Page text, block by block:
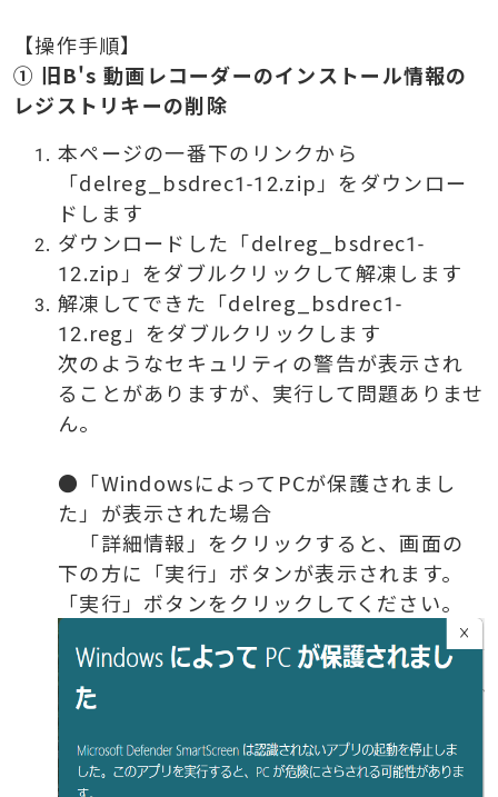
【操作手順】
① 旧B's 動画レコーダーのインストール情報の
レジストリキーの削除
本ページの一番下のリンクから
「delreg_bsdrec1-12.zip」をダウンロー
ドします
ダウンロードした「delreg_bsdrec1-
12.zip」をダブルクリックして解凍します
解凍してできた「delreg_bsdrec1-
12.reg」をダブルクリックします
次のようなセキュリティの警告が表示され
ることがありますが、実行して問題ありませ
ん。
●「WindowsによってPCが保護されまし
た」が表示された場合
「詳細情報」をクリックすると、画面の
下の方に「実行」ボタンが表示されます。
「実行」ボタンをクリックしてください。